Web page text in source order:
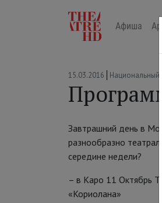
Афиша
15.03.2016 Национальный
Завтрашний день в
разнообразно
середине недели?
– в Каро 11 Октябрь
«Кориолана»